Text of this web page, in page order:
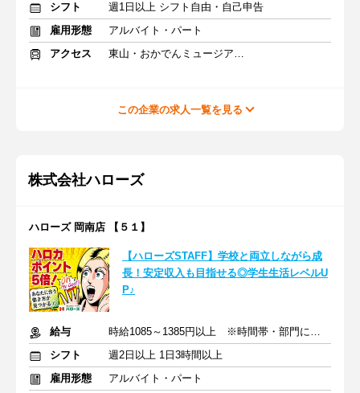
シフト
週1日以上 シフト自由・自己申告
雇用形態
アルバイト・パート
アクセス
東山・おかでんミュージアム駅駅 車1分
この企業の求人一覧を見る
株式会社ハローズ
ハローズ 岡南店 【５１】
【ハローズSTAFF】学校と両立しながら成
長！安定収入も目指せる◎学生生活レベルU
P♪
給与
時給1085～1385円以上 ※時間帯・部門による※交通費支給
シフト
週2日以上 1日3時間以上
雇用形態
アルバイト・パート